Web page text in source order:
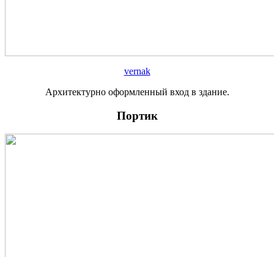
vernak
Архитектурно оформленный вход в здание.
Портик